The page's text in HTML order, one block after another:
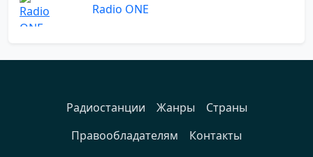
Radio ONE
Радиостанции Жанры
Страны
Правообладателям
Контакты